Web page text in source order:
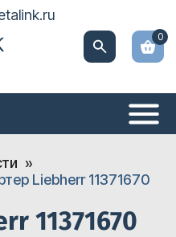
0
Liebherr 11371670
11371670